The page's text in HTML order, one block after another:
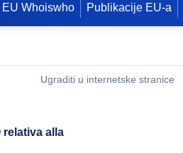
EU Whoiswho Publikacije EU-a
Ugraditi u internetske stranice
relativa alla